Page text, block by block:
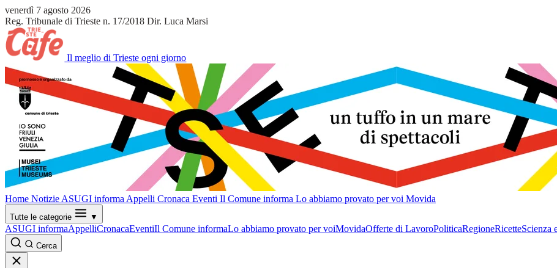
venerdì 7 agosto 2026
Reg. Tribunale di Trieste n. 17/2018 Dir. Luca Marsi
Il meglio di Trieste ogni giorno
Home Notizie ASUGI informa Appelli Cronaca Eventi Il Comune informa Lo abbiamo provato per voi Movida
Tutte le categorie ▼
ASUGI informaAppelliCronacaEventiIl Comune informaLo abbiamo provato per voiMovidaOfferte di LavoroPoliticaRegioneRicetteScienza
Cerca